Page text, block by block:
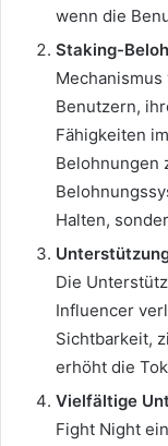
wenn die
Staking-
Benutzern,
Fähigkeiten
Belohnungen
Halten,
Die
Influencer
Sichtbarkeit,
erhöht die
Vielfältige
Fight Night